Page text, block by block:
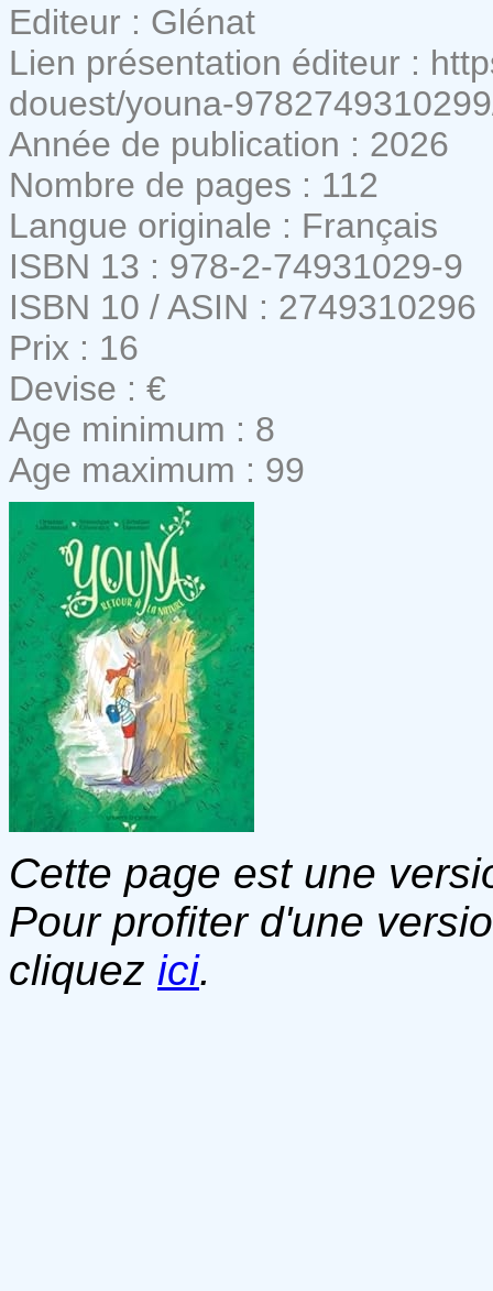
Editeur : Glénat
Lien présentation éditeur :
douest/youna-
Année de publication : 2026
Nombre de pages : 112
Langue originale : Français
ISBN 13 : 978-2-74931029-9
ISBN 10 / ASIN : 2749310296
Prix : 16
Devise : €
Age minimum : 8
Age maximum : 99
Cette page est une
Pour profiter d'une
cliquez ici.